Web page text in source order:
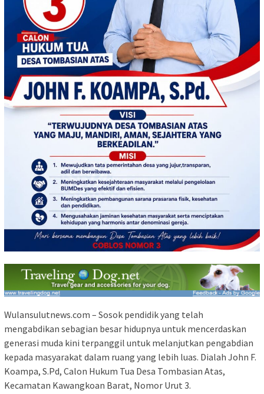
Wulansulutnews.com – Sosok pendidik yang telah
mengabdikan sebagian besar hidupnya untuk mencerdaskan
generasi muda kini terpanggil untuk melanjutkan pengabdian
kepada masyarakat dalam ruang yang lebih luas. Dialah John F.
Koampa, S.Pd, Calon Hukum Tua Desa Tombasian Atas,
Kecamatan Kawangkoan Barat, Nomor Urut 3.